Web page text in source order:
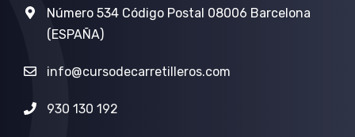
Número 534 Código Postal 08006 Barcelona
(ESPAÑA)
info@cursodecarretilleros.com
930 130 192